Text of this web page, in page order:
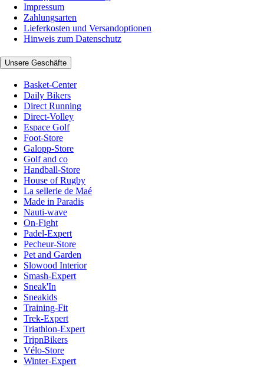
Impressum
Zahlungsarten
Lieferkosten und Versandoptionen
Hinweis zum Datenschutz
Unsere Geschäfte
Basket-Center
Daily Bikers
Direct Running
Direct-Volley
Espace Golf
Foot-Store
Galopp-Store
Golf and co
Handball-Store
House of Rugby
La sellerie de Maé
Made in Paradis
Nauti-wave
On-Fight
Padel-Expert
Pecheur-Store
Pet and Garden
Slowood Interior
Smash-Expert
Sneak'In
Sneakids
Training-Fit
Trek-Expert
Triathlon-Expert
TripnBikers
Vélo-Store
Winter-Expert